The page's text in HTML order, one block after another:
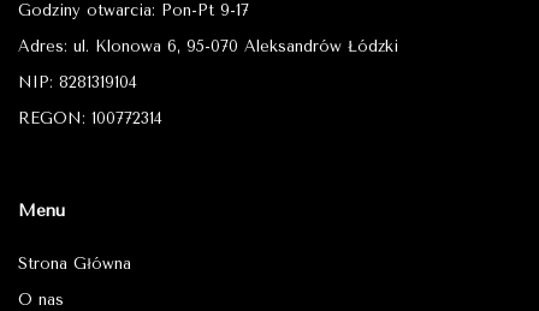
Godziny otwarcia: Pon-Pt 9-17
Adres: ul. Klonowa 6, 95-070 Aleksandrów Łódzki
NIP: 8281319104
REGON: 100772314
Menu
Strona Główna
O nas